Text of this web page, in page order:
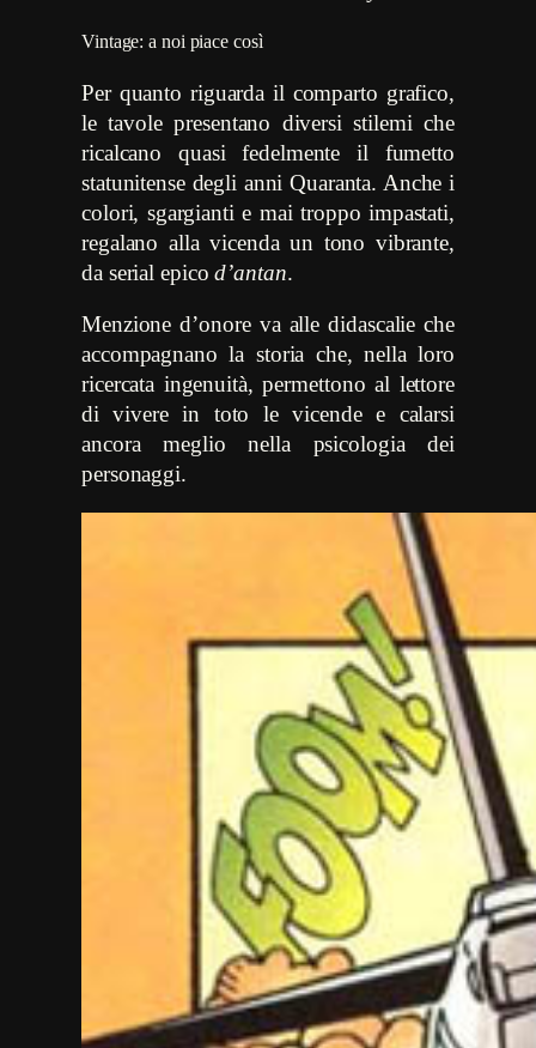
Vintage: a noi piace così
Per quanto riguarda il comparto grafico,
le tavole presentano diversi stilemi che
ricalcano quasi fedelmente il fumetto
statunitense degli anni Quaranta. Anche i
colori, sgargianti e mai troppo impastati,
regalano alla vicenda un tono vibrante,
da serial epicod’antan.
Menzione d’onore va alle didascalie che
accompagnano la storia che, nella loro
ricercata ingenuità, permettono al lettore
di vivere in toto le vicende e calarsi
ancora meglio nella psicologia dei
personaggi.